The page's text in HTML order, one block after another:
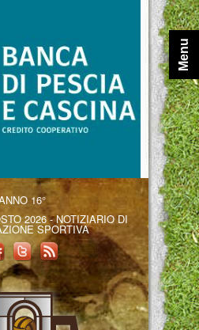
16°
2026 - NOTIZIARIO DI
SPORTIVA
Menu